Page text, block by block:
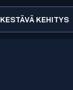
KESTÄVÄ KEHITYS